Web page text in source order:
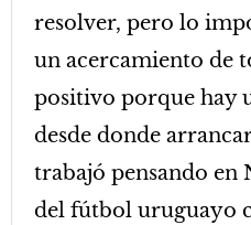
resolver, pero lo
un acercamiento de
positivo porque hay
desde donde
trabajó pensando en
del fútbol uruguayo